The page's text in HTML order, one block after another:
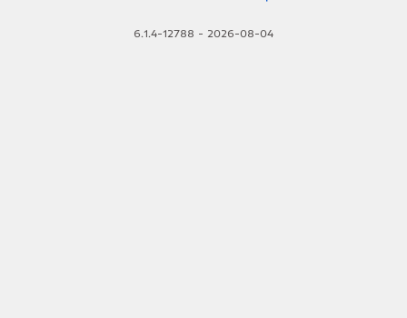
6.1.4-12788 - 2026-08-04